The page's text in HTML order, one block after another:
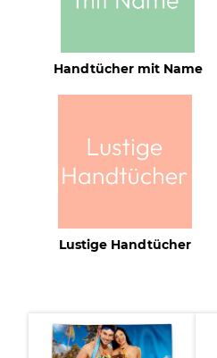
Handtücher mit Name
Lustige Handtücher